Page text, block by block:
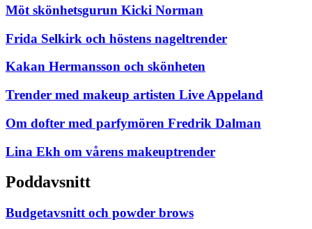
Möt skönhetsgurun Kicki Norman
Frida Selkirk och höstens nageltrender
Kakan Hermansson och skönheten
Trender med makeup artisten Live Appeland
Om dofter med parfymören Fredrik Dalman
Lina Ekh om vårens makeuptrender
Poddavsnitt
Budgetavsnitt och powder brows